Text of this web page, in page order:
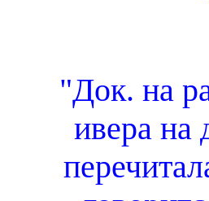
"Док. на
ивера на